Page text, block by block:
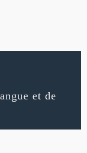
et de